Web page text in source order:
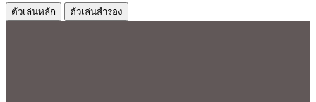
ตัวเล่นหลัก ตัวเล่นสำรอง